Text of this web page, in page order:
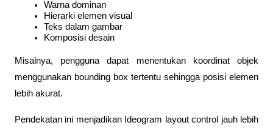
Warna dominan
Hierarki elemen visual
Teks dalam gambar
Komposisi desain
Misalnya, pengguna dapat menentukan koordinat objek
menggunakan bounding box tertentu sehingga posisi elemen
lebih akurat.
Pendekatan ini menjadikan Ideogram layout control jauh lebih